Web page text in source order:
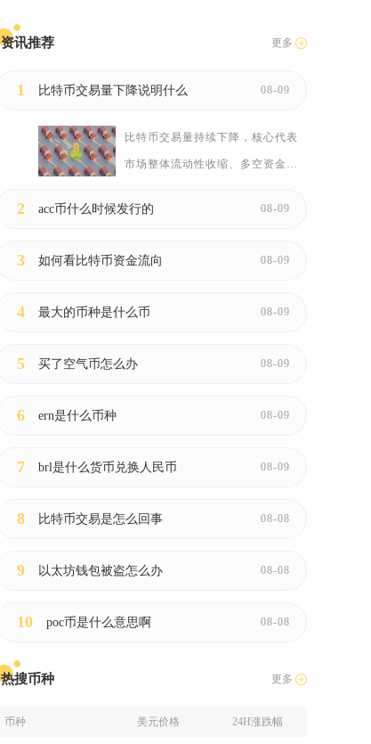
资讯推荐 更多
1 比特币交易量下降说明什么 08-09
比特币交易量持续下降，核心代表
市场整体流动性收缩、多空资金
2 acc币什么时候发行的 08-09
3 如何看比特币资金流向 08-09
4 最大的币种是什么币 08-09
5 买了空气币怎么办 08-09
6 ern是什么币种 08-09
7 brl是什么货币兑换人民币 08-09
8 比特币交易是怎么回事 08-08
9 以太坊钱包被盗怎么办 08-08
10 poc币是什么意思啊 08-08
热搜币种 更多
币种 美元价格 24H涨跌幅